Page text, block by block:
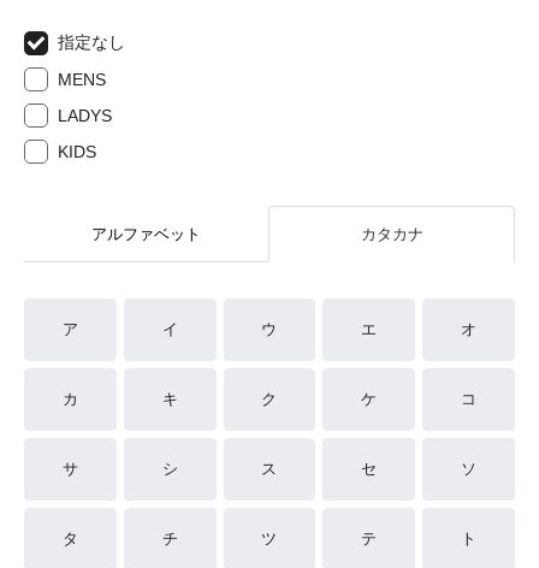
指定なし
MENS
LADYS
KIDS
アルファベット カタカナ
ア イ ウ エ オ
カ キ ク ケ コ
サ シ ス セ ソ
タ チ ツ テ ト